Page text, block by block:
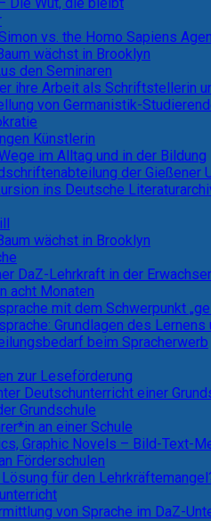
vs. the Homo Sapiens
wächst in Brooklyn
den Seminaren
ihre Arbeit als Schriftstellerin
von Germanistik-
Künstlerin
im Alltag und in der Bildung
der Gießener
ins Deutsche
wächst in Brooklyn
DaZ-Lehrkraft in der
acht Monaten
mit dem Schwerpunkt
Grundlagen des Lernens
beim Spracherwerb
zur Leseförderung
Deutschunterricht einer
Grundschule
an einer Schule
Graphic Novels – Bild-Text-
Förderschulen
für den
von Sprache im DaZ-